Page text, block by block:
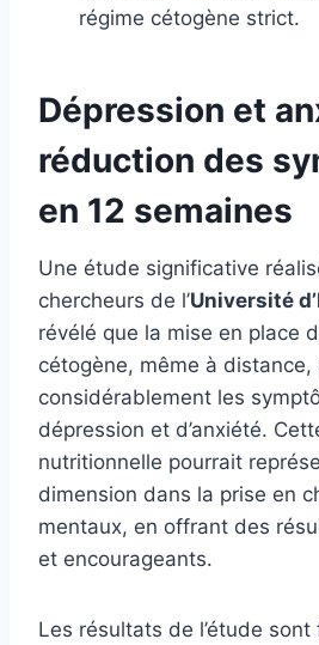
régime cétogène strict.
Dépression et
réduction des
en 12 semaines
Une étude significative
chercheurs de l’Université
révélé que la mise en place
cétogène, même à distance,
considérablement les
dépression et d’anxiété.
nutritionnelle pourrait
dimension dans la prise en
mentaux, en offrant des
et encourageants.
Les résultats de l’étude sont